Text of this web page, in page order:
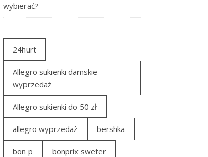
wybierać?
24hurt
Allegro sukienki damskie
wyprzedaż
Allegro sukienki do 50 zł
allegro wyprzedaż bershka
bon p bonprix sweter